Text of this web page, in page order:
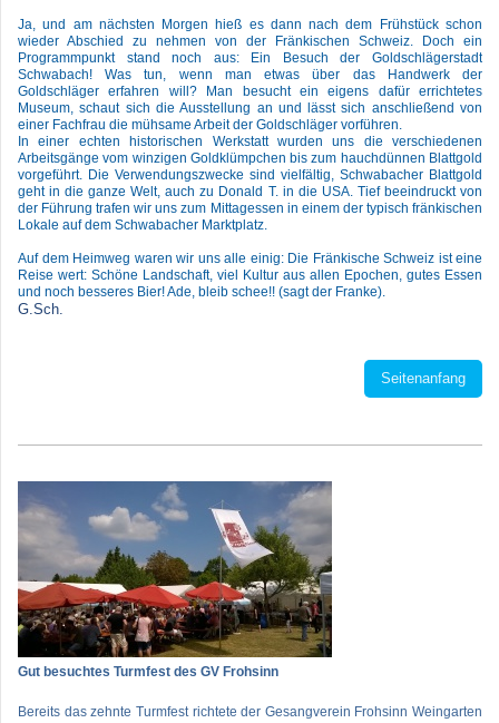
Ja, und am nächsten Morgen hieß es dann nach dem Frühstück schon
wieder Abschied zu nehmen von der Fränkischen Schweiz. Doch ein
Programmpunkt stand noch aus: Ein Besuch der Goldschlägerstadt
Schwabach! Was tun, wenn man etwas über das Handwerk der
Goldschläger erfahren will? Man besucht ein eigens dafür errichtetes
Museum, schaut sich die Ausstellung an und lässt sich anschließend von
einer Fachfrau die mühsame Arbeit der Goldschläger vorführen.
In einer echten historischen Werkstatt wurden uns die verschiedenen
Arbeitsgänge vom winzigen Goldklümpchen bis zum hauchdünnen Blattgold
vorgeführt. Die Verwendungszwecke sind vielfältig, Schwabacher Blattgold
geht in die ganze Welt, auch zu Donald T. in die USA. Tief beeindruckt von
der Führung trafen wir uns zum Mittagessen in einem der typisch fränkischen
Lokale auf dem Schwabacher Marktplatz.
Auf dem Heimweg waren wir uns alle einig: Die Fränkische Schweiz ist eine
Reise wert: Schöne Landschaft, viel Kultur aus allen Epochen, gutes Essen
und noch besseres Bier! Ade, bleib schee!! (sagt der Franke).
G.Sch.
Seitenanfang
Gut besuchtes Turmfest des GV Frohsinn
Bereits das zehnte Turmfest richtete der Gesangverein Frohsinn Weingarten